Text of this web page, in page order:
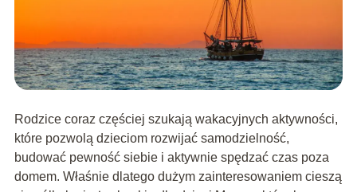
Rodzice coraz częściej szukają wakacyjnych aktywności,
które pozwolą dzieciom rozwijać samodzielność,
budować pewność siebie i aktywnie spędzać czas poza
domem. Właśnie dlatego dużym zainteresowaniem cieszą